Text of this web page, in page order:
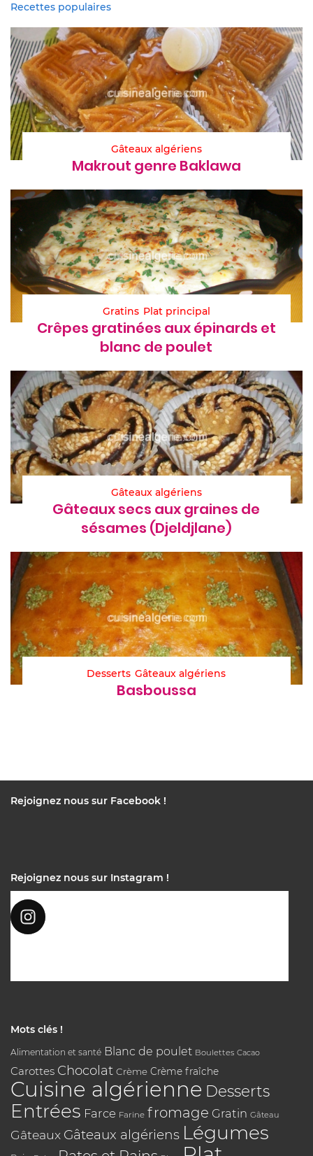
Recettes populaires
Gâteaux algériens
Makrout genre Baklawa
Gratins Plat principal
Crêpes gratinées aux épinards et
blanc de poulet
Gâteaux algériens
Gâteaux secs aux graines de
sésames (Djeldjlane)
Desserts Gâteaux algériens
Basboussa
Rejoignez nous sur Facebook !
Rejoignez nous sur Instagram !
Mots clés !
Alimentation et santé Blanc de poulet Boulettes Cacao
Carottes Chocolat Crème Crème fraîche
Cuisine algérienne Desserts
Entrées Farce Farine fromage Gratin Gâteau
Gâteaux Gâteaux algériens Légumes